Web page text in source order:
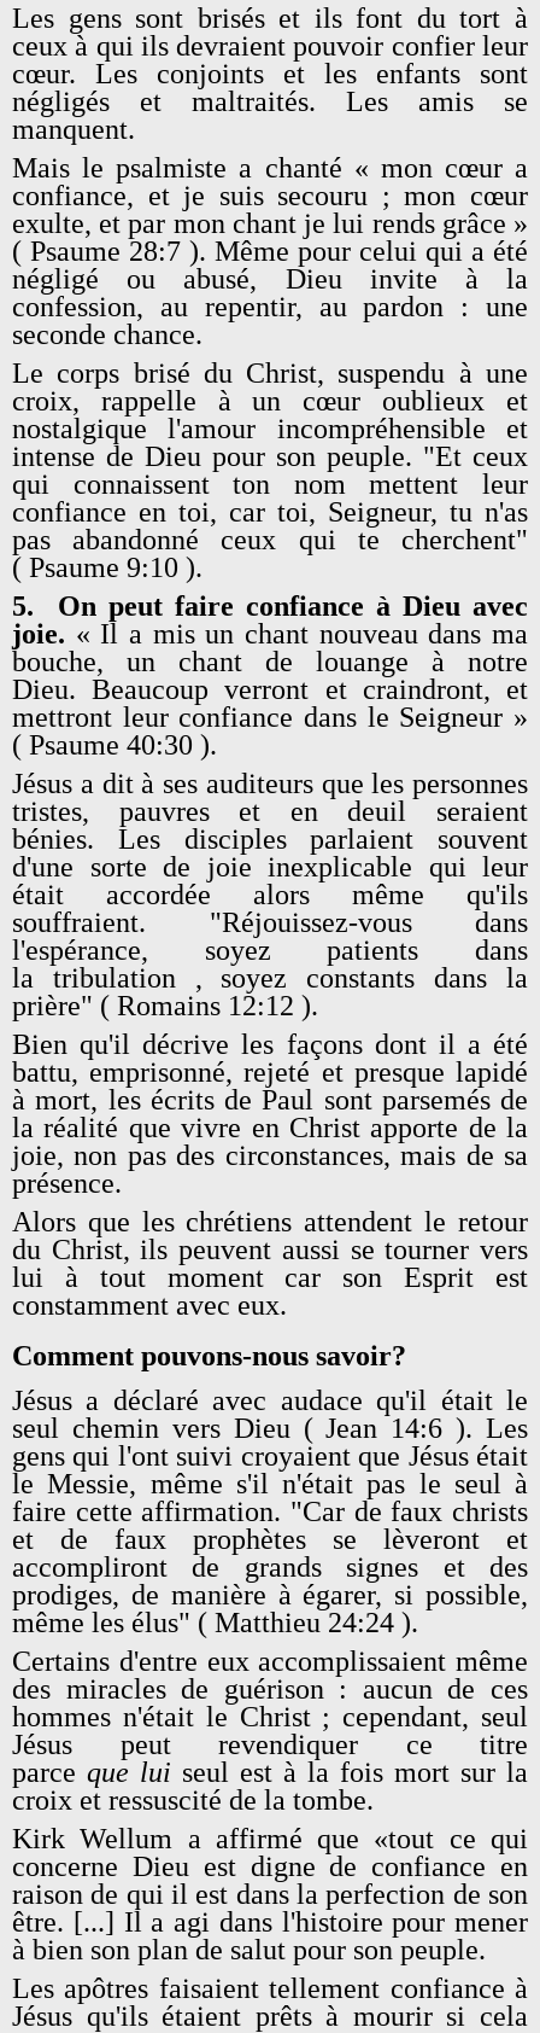
Les gens sont brisés et ils font du tort à
ceux à qui ils devraient pouvoir confier leur
cœur. Les conjoints et les enfants sont
négligés et maltraités. Les amis se
manquent.
Mais le psalmiste a chanté « mon cœur a
confiance, et je suis secouru ; mon cœur
exulte, et par mon chant je lui rends grâce »
( Psaume 28:7 ). Même pour celui qui a été
négligé ou abusé, Dieu invite à la
confession, au repentir, au pardon : une
seconde chance.
Le corps brisé du Christ, suspendu à une
croix, rappelle à un cœur oublieux et
nostalgique l'amour incompréhensible et
intense de Dieu pour son peuple. "Et ceux
qui connaissent ton nom mettent leur
confiance en toi, car toi, Seigneur, tu n'as
pas abandonné ceux qui te cherchent"
( Psaume 9:10 ).
5. On peut faire confiance à Dieu avec
joie. « Il a mis un chant nouveau dans ma
bouche, un chant de louange à notre
Dieu. Beaucoup verront et craindront, et
mettront leur confiance dans le Seigneur »
( Psaume 40:30 ).
Jésus a dit à ses auditeurs que les personnes
tristes, pauvres et en deuil seraient
bénies. Les disciples parlaient souvent
d'une sorte de joie inexplicable qui leur
était accordée alors même qu'ils
souffraient. "Réjouissez-vous dans
l'espérance, soyez patients dans
la tribulation , soyez constants dans la
prière" ( Romains 12:12 ).
Bien qu'il décrive les façons dont il a été
battu, emprisonné, rejeté et presque lapidé
à mort, les écrits de Paul sont parsemés de
la réalité que vivre en Christ apporte de la
joie, non pas des circonstances, mais de sa
présence.
Alors que les chrétiens attendent le retour
du Christ, ils peuvent aussi se tourner vers
lui à tout moment car son Esprit est
constamment avec eux.
Comment pouvons-nous savoir?
Jésus a déclaré avec audace qu'il était le
seul chemin vers Dieu ( Jean 14:6 ). Les
gens qui l'ont suivi croyaient que Jésus était
le Messie, même s'il n'était pas le seul à
faire cette affirmation. "Car de faux christs
et de faux prophètes se lèveront et
accompliront de grands signes et des
prodiges, de manière à égarer, si possible,
même les élus" ( Matthieu 24:24 ).
Certains d'entre eux accomplissaient même
des miracles de guérison : aucun de ces
hommes n'était le Christ ; cependant, seul
Jésus peut revendiquer ce titre
parce que lui seul est à la fois mort sur la
croix et ressuscité de la tombe.
Kirk Wellum a affirmé que «tout ce qui
concerne Dieu est digne de confiance en
raison de qui il est dans la perfection de son
être. [...] Il a agi dans l'histoire pour mener
à bien son plan de salut pour son peuple.
Les apôtres faisaient tellement confiance à
Jésus qu'ils étaient prêts à mourir si cela